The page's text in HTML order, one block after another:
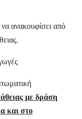
ανακουφίσει από
με δράση
και στο